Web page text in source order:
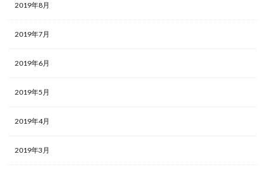
2019年8月
2019年7月
2019年6月
2019年5月
2019年4月
2019年3月